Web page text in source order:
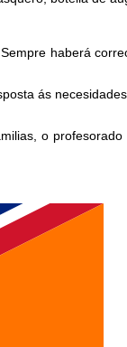
Sempre haberá
ás
o